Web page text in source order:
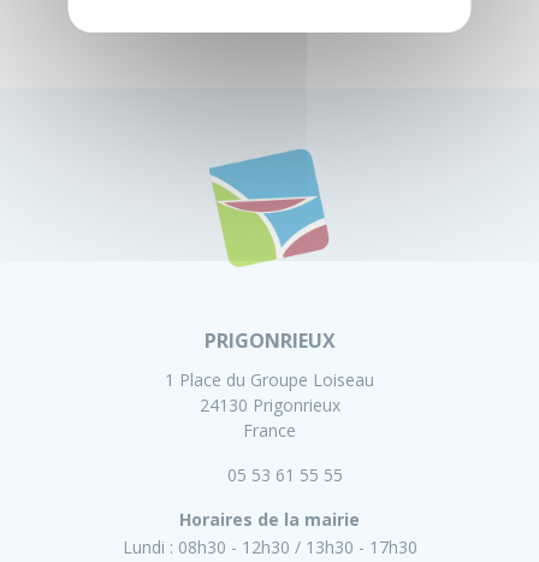
PRIGONRIEUX
1 Place du Groupe Loiseau
24130 Prigonrieux
France
05 53 61 55 55
Horaires de la mairie
Lundi : 08h30 - 12h30
13h30 - 17h30